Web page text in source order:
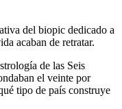
del biopic dedicado a
acaban de retratar.
de las Seis
el veinte por
tipo de país construye